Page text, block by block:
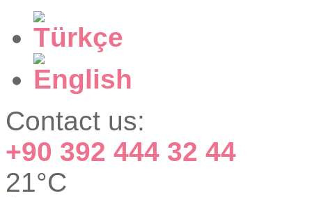
Contact us:
+90 392 444 32 44
21°C